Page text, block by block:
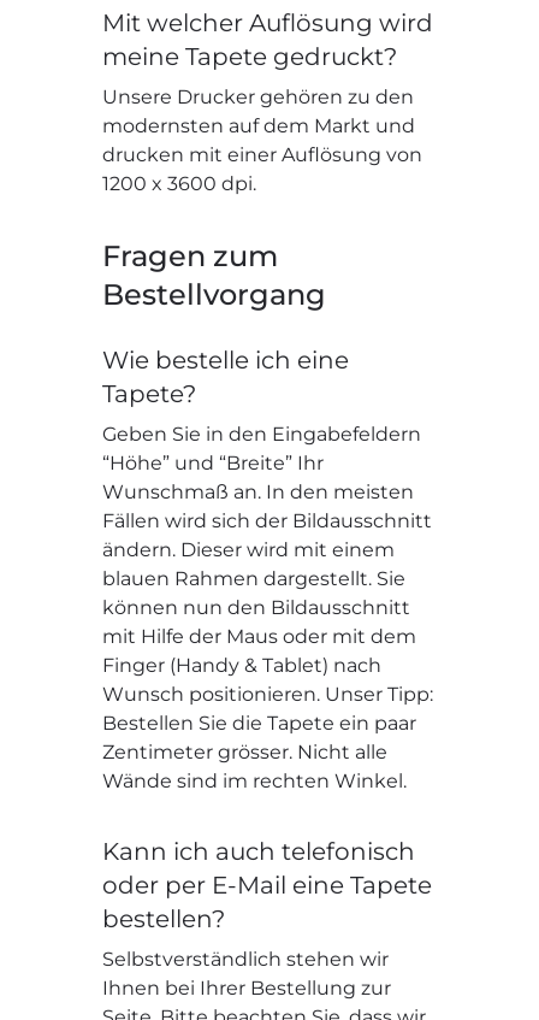
Mit welcher Auflösung wird
meine Tapete gedruckt?
Unsere Drucker gehören zu den
modernsten auf dem Markt und
drucken mit einer Auflösung von
1200 x 3600 dpi.
Fragen zum
Bestellvorgang
Wie bestelle ich eine
Tapete?
Geben Sie in den Eingabefeldern
“Höhe” und “Breite” Ihr
Wunschmaß an. In den meisten
Fällen wird sich der Bildausschnitt
ändern. Dieser wird mit einem
blauen Rahmen dargestellt. Sie
können nun den Bildausschnitt
mit Hilfe der Maus oder mit dem
Finger (Handy & Tablet) nach
Wunsch positionieren. Unser Tipp:
Bestellen Sie die Tapete ein paar
Zentimeter grösser. Nicht alle
Wände sind im rechten Winkel.
Kann ich auch telefonisch
oder per E-Mail eine Tapete
bestellen?
Selbstverständlich stehen wir
Ihnen bei Ihrer Bestellung zur